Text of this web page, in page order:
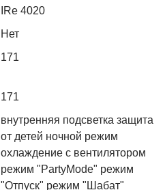
IRe 4020
Нет
171
171
внутренняя подсветка защита
от детей ночной режим
охлаждение с вентилятором
режим "PartyMode" режим
"Отпуск" режим "Шабат"